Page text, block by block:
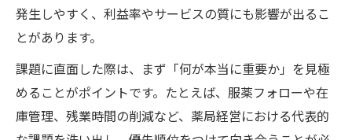
薬局経営を支える時間管理とブロック化の
調剤薬局経営の利益率向上を目指す日々の
工夫
業務効率向上なら薬局の毎日計画が鍵
発生しやすく、利益率やサービスの質にも影響が出るこ
とがあります。
課題に直面した際は、まず「何が本当に重要か」を見極
めることがポイントです。たとえば、服薬フォローや在
庫管理、残業時間の削減など、薬局経営における代表的